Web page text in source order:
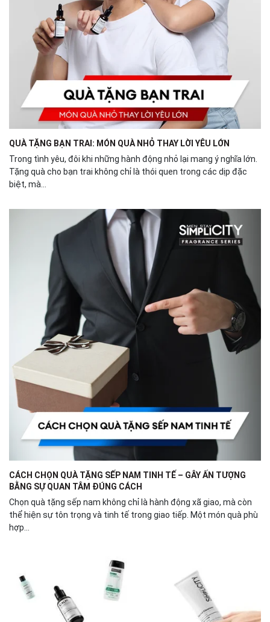
QUÀ TẶNG BẠN TRAI: MÓN QUÀ NHỎ THAY LỜI YÊU LỚN
Trong tình yêu, đôi khi những hành động nhỏ lại mang ý nghĩa lớn.
Tặng quà cho bạn trai không chỉ là thói quen trong các dịp đặc
biệt, mà...
CÁCH CHỌN QUÀ TẶNG SẾP NAM TINH TẾ – GÂY ẤN TƯỢNG
BẰNG SỰ QUAN TÂM ĐÚNG CÁCH
Chọn quà tặng sếp nam không chỉ là hành động xã giao, mà còn
thể hiện sự tôn trọng và tinh tế trong giao tiếp. Một món quà phù
hợp...